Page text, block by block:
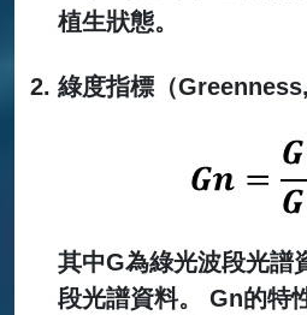
植生狀態。
綠度指標（Greenness,
其中G為綠光波段光譜
段光譜資料。 Gn的特